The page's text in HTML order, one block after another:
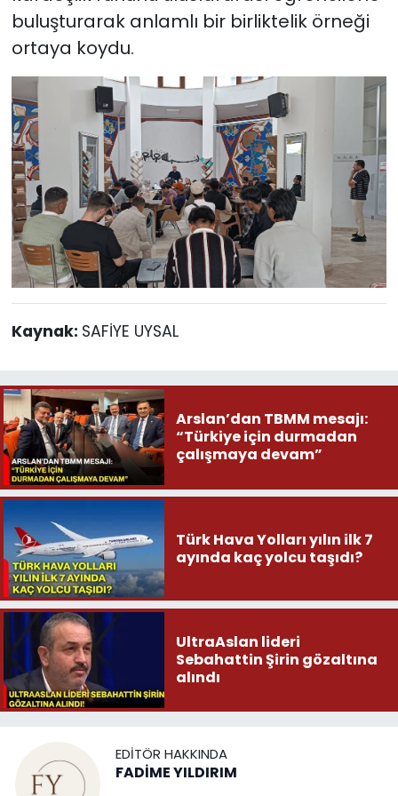
buluşturarak anlamlı bir birliktelik örneği
ortaya koydu.
Kaynak: SAFİYE UYSAL
Arslan’dan TBMM mesajı:
“Türkiye için durmadan
çalışmaya devam”
Türk Hava Yolları yılın ilk 7
ayında kaç yolcu taşıdı?
UltraAslan lideri
Sebahattin Şirin gözaltına
alındı
EDITÖR HAKKINDA
FADİME YILDIRIM